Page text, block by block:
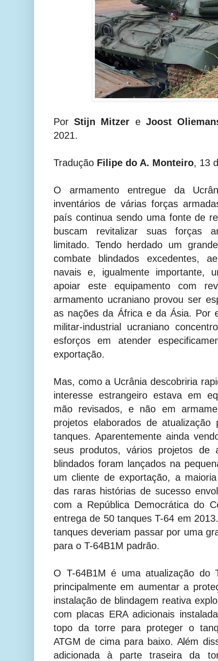
PorStijn Mitzer eJoost
2021.
Tradução Filipe do A. Monteiro, 13
O armamento entregue da
inventários de várias forças
país continua sendo uma fonte de
buscam revitalizar suas forças
limitado. Tendo herdado um
combate blindados excedentes,
navais e, igualmente importante,
apoiar este equipamento com
armamento ucraniano provou ser
as nações da África e da Ásia. Por
militar-industrial ucraniano
esforços em atender
exportação.
Mas, como a Ucrânia descobriria
interesse estrangeiro estava em
mão revisados, e não em
projetos elaborados de atualização
tanques. Aparentemente ainda
seus produtos, vários projetos de
blindados foram lançados na
um cliente de exportação, a
das raras histórias de sucesso
com a República Democrática do
entrega de 50 tanques T-64 em
tanques deveriam passar por uma
para o T-64B1M padrão.
O T-64B1M é uma atualização do
principalmente em aumentar a
instalação de blindagem reativa
com placas ERA adicionais
topo da torre para proteger o
ATGM de cima para baixo. Além
adicionada à parte traseira da